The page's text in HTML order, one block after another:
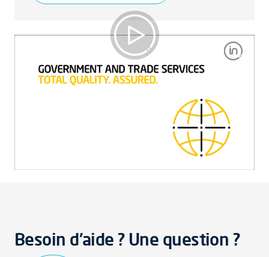
Gouvernement et Commerce
International
Besoin d'aide ? Une question ?